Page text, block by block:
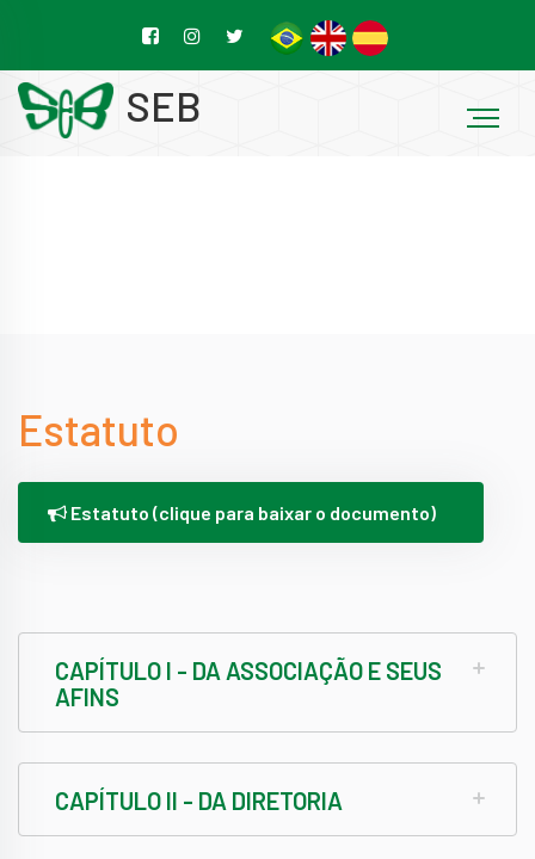
SEB
Estatuto
Estatuto (clique para baixar o documento)
CAPÍTULO I - DA ASSOCIAÇÃO E SEUS
AFINS
CAPÍTULO II - DA DIRETORIA